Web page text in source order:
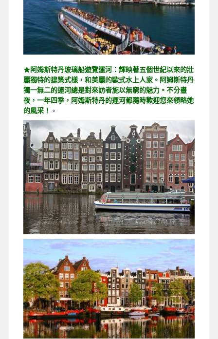
★阿姆斯特丹玻璃船遊覽運河：輝映著五個世紀以來的壯
麗獨特的建築式樣，和美麗的歐式水上人家。阿姆斯特丹
獨一無二的運河總是對來訪者施以無窮的魅力。不分晝
夜，一年四季，阿姆斯特丹的運河都隨時歡迎您來領略她
的風采！ 。